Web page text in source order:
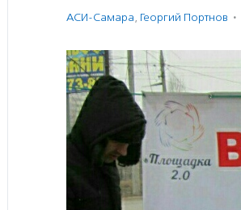
АСИ-Самара, Георгий Портнов ·